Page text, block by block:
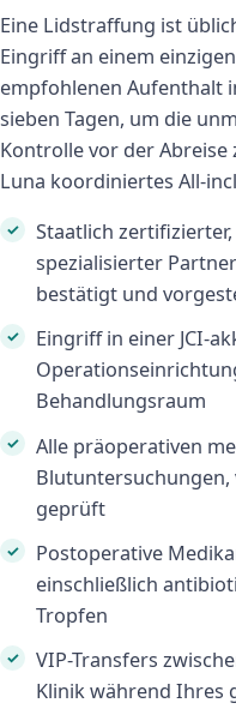
Eine Lidstraffung ist
Eingriff an einem
empfohlenen Aufenthalt
sieben Tagen, um die
Kontrolle vor der Abreise
Luna koordiniertes All-
Staatlich
spezialisierter
bestätigt und
Eingriff in einer JCI-
Behandlungsraum
Alle präoperativen
geprüft
Postoperative
einschließlich
Tropfen
VIP-Transfers
Klinik während Ihres